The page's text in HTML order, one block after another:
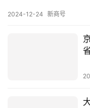
人
2024-12-24 新商号